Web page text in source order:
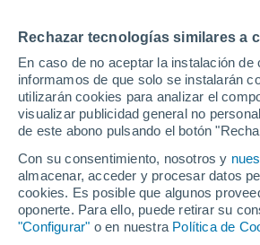
Rechazar tecnologías similares a
En caso de no aceptar la instalación
informamos de que solo se instalarán
utilizarán cookies para analizar el
visualizar publicidad general no
de este abono pulsando el botón
Con su consentimiento, nosotros y
almacenar, acceder y procesar datos
cookies. Es posible que algunos
oponerte. Para ello, puede retirar su
"Configurar" o en nuestra Política de